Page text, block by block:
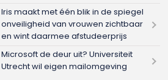
Iris maakt met één blik in de spiegel
onveiligheid van vrouwen zichtbaar
en wint daarmee afstudeerprijs
Microsoft de deur uit? Universiteit
Utrecht wil eigen mailomgeving